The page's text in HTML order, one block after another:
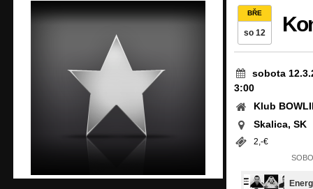
BŘE
so 12
sobota
3:00
Klub
Skalica, SK
2,-€